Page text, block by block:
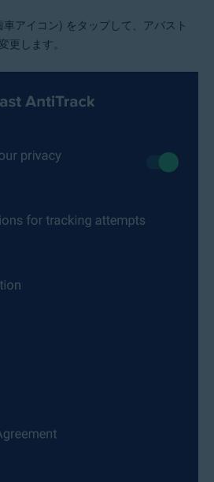
車アイコン) をタップして、アバスト
更します。